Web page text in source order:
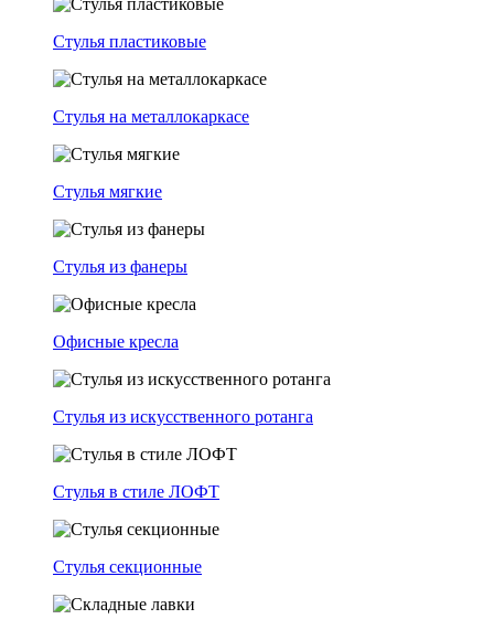
Стулья пластиковые
Стулья на металлокаркасе
Стулья мягкие
Стулья из фанеры
Офисные кресла
Стулья из искусственного ротанга
Стулья в стиле ЛОФТ
Стулья секционные